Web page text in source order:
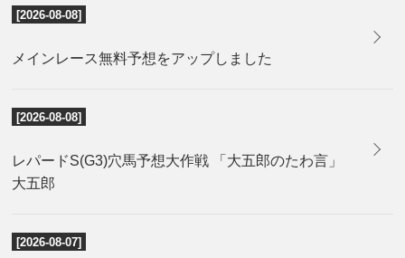
[2026-08-08]
メインレース無料予想をアップしました
[2026-08-08]
レパードS(G3)穴馬予想大作戦 「大五郎のたわ言」
大五郎
[2026-08-07]